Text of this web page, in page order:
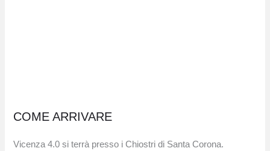
COME ARRIVARE
Vicenza 4.0 si terrà presso i Chiostri di Santa Corona.